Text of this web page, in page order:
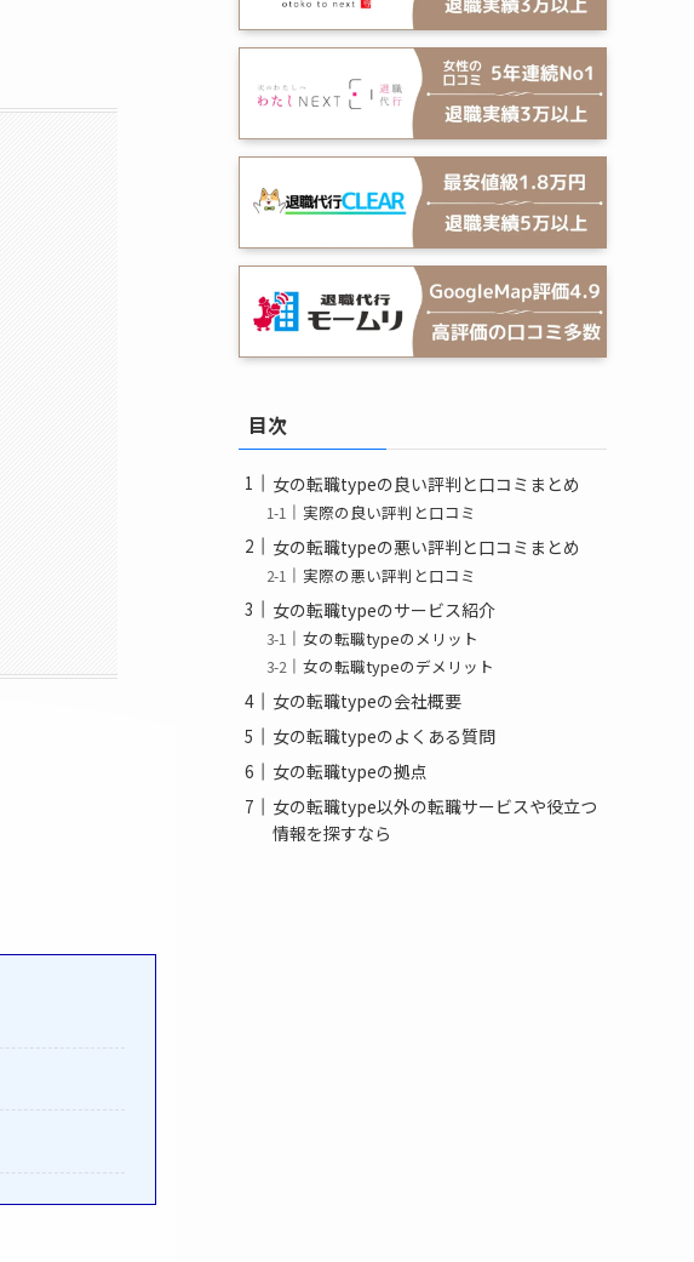
目次
女の転職typeの良い評判と口コミまとめ
実際の良い評判と口コミ
女の転職typeの悪い評判と口コミまとめ
実際の悪い評判と口コミ
女の転職typeのサービス紹介
女の転職typeのメリット
女の転職typeのデメリット
女の転職typeの会社概要
女の転職typeのよくある質問
女の転職typeの拠点
女の転職type以外の転職サービスや役立つ
情報を探すなら